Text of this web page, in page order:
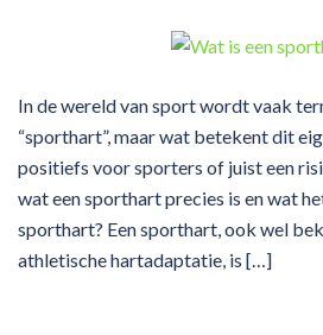
In de wereld van sport wordt vaak
“sporthart”, maar wat betekent dit
positiefs voor sporters of juist een
wat een sporthart precies is en wat
sporthart? Een sporthart, ook wel
athletische hartadaptatie, is […]